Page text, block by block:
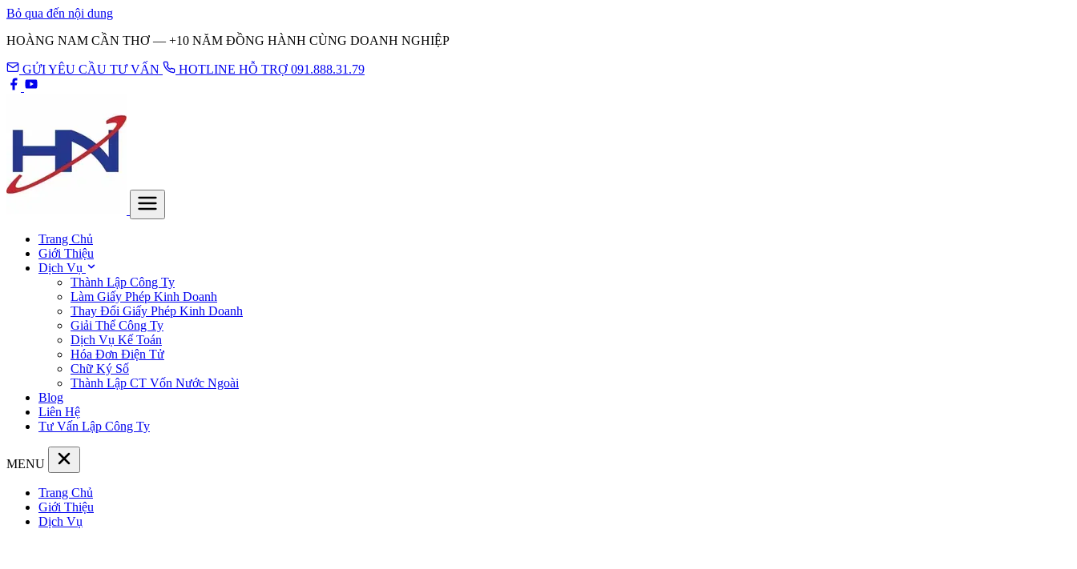
Bỏ qua đến nội dung
HOÀNG NAM CẦN THƠ — +10 NĂM ĐỒNG HÀNH CÙNG DOANH NGHIỆP
GỬI YÊU CẦU TƯ VẤN HOTLINE HỖ TRỢ 091.888.31.79
Trang Chủ
Giới Thiệu
Dịch Vụ
Thành Lập Công Ty
Làm Giấy Phép Kinh Doanh
Thay Đổi Giấy Phép Kinh Doanh
Giải Thể Công Ty
Dịch Vụ Kế Toán
Hóa Đơn Điện Tử
Chữ Ký Số
Thành Lập CT Vốn Nước Ngoài
Blog
Liên Hệ
Tư Vấn Lập Công Ty
MENU
Trang Chủ
Giới Thiệu
Dịch Vụ